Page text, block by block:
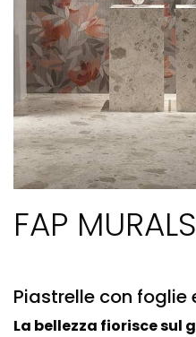
FAP MURALS
Piastrelle con foglie
La bellezza fiorisce sul